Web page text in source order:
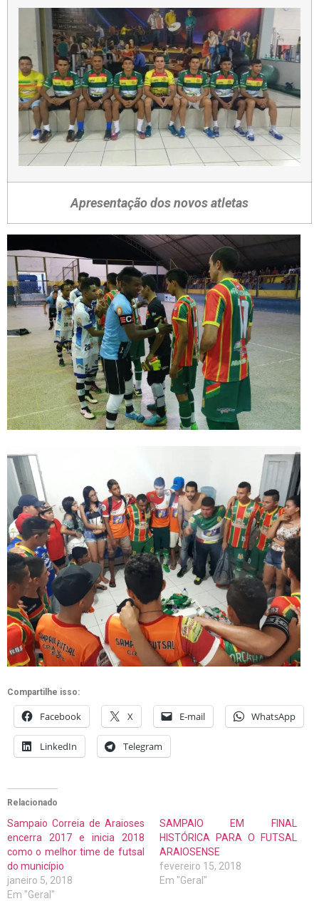
Apresentação dos novos atletas
Compartilhe isso:
Facebook X E-mail WhatsApp
LinkedIn Telegram
Relacionado
Sampaio Correia de Araioses
encerra 2017 e inicia 2018
como o melhor time de futsal
do município
janeiro 5, 2018
Em "Geral"
SAMPAIO EM FINAL
HISTÓRICA PARA O FUTSAL
ARAIOSENSE
fevereiro 15, 2018
Em "Geral"